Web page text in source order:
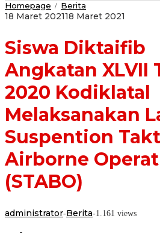
Homepage / Berita
Diktaifib
TA
2020
Kodiklatal
Melaksanakan
Suspention
Taktical
Airborne
Operation
(STABO)
18 Maret 202118 Maret 2021
Siswa Diktaifib
Angkatan XLVII
2020 Kodiklatal
Melaksanakan
Suspention
Airborne
(STABO)
administrator-Berita-1.161 views